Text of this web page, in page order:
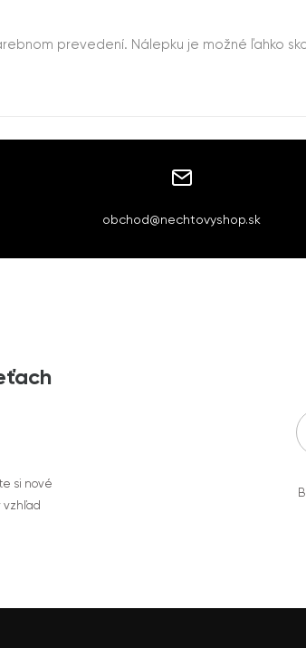
prevedení. Nálepku je možné ľahko
obchod@nechtovyshop.sk
si nové
vzhľad